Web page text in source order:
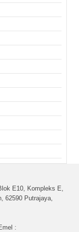
E10, Kompleks E,
62590 Putrajaya,
: